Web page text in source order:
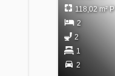
118,02 m² P
2
2
1
2